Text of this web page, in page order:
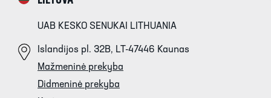
UAB KESKO SENUKAI LITHUANIA
Islandijos pl. 32B, LT-47446 Kaunas
Mažmeninė prekyba
Didmeninė prekyba